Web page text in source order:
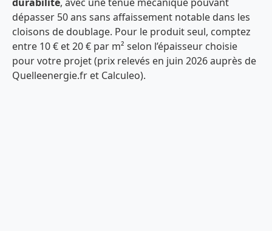
dépasser 50 ans sans affaissement notable dans les
cloisons de doublage. Pour le produit seul, comptez
entre 10 € et 20 € par m² selon l’épaisseur choisie
pour votre projet (prix relevés en juin 2026 auprès de
Quelleenergie.fr et Calculeo).